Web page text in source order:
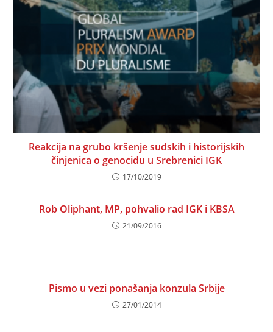
Reakcija na grubo kršenje sudskih i historijskih
činjenica o genocidu u Srebrenici IGK
17/10/2019
Rob Oliphant, MP, pohvalio rad IGK i KBSA
21/09/2016
Pismo u vezi ponašanja konzula Srbije
27/01/2014